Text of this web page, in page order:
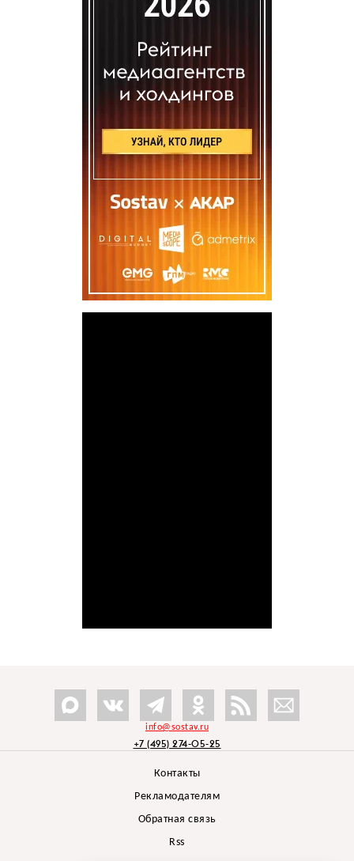
info@sostav.ru
+7 (495) 274-05-25
Контакты
Рекламодателям
Обратная связь
Rss